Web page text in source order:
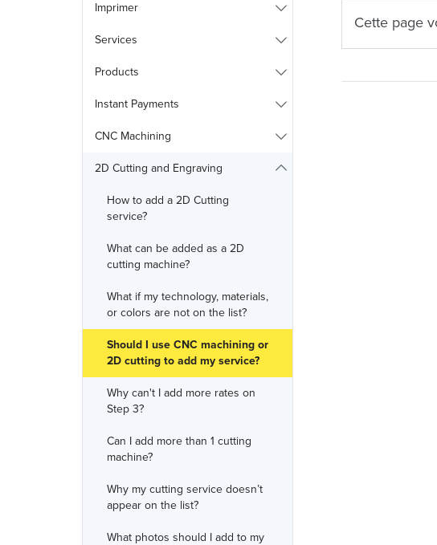
Imprimer
Services
Products
Instant Payments
CNC Machining
2D Cutting and Engraving
How to add a 2D Cutting
service?
What can be added as a 2D
cutting machine?
What if my technology, materials,
or colors are not on the list?
Should I use CNC machining or
2D cutting to add my service?
Why can't I add more rates on
Step 3?
Can I add more than 1 cutting
machine?
Why my cutting service doesn’t
appear on the list?
What photos should I add to my
Cette page